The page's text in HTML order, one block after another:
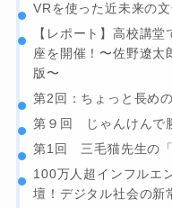
VRを使った近未来の
【レポート】高校講
座を開催！〜佐野遼太
版〜
第2回：ちょっと長め
第９回 じゃんけんで
第1回 三毛猫先生の
100万人超インフルエ
壇！デジタル社会の新